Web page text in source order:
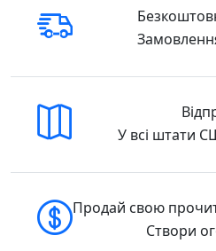
нестримно Реальні
Ранок ( 9786170975423)
У всі штати
Продай свою
Створи